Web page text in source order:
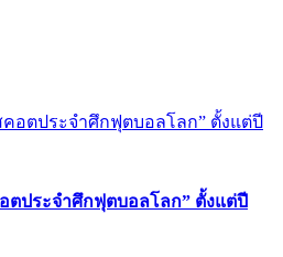
ตประจำศึกฟุตบอลโลก” ตั้งแต่ปี